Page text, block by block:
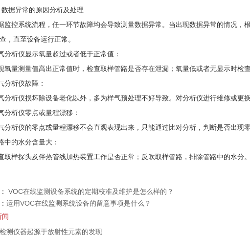
据异常的原因分析及处理
控系统流程，任一环节故障均会导致测量数据异常。当出现数据异常的情况，
，直至设备运行正常。
析仪显示氧量超过或者低于正常值：
量测量值高出正常值时，检查取样管路是否存在泄漏；氧量低或者无显示时检
析仪故障：
析仪损坏除设备老化以外，多为样气预处理不好导致。对分析仪进行维修或更
析仪零点或量程漂移：
析仪的零点或量程漂移不会直观表现出来，只能通过比对分析，判断是否出现零
的水分含量大：
样探头及伴热管线加热装置工作是否正常；反吹取样管路，排除管路中的水分。
VOC在线监测设备系统的定期校准及维护是怎么样的？
运用VOC在线监测系统设备的留意事项是什么？
闻
测仪器起源于放射性元素的发现